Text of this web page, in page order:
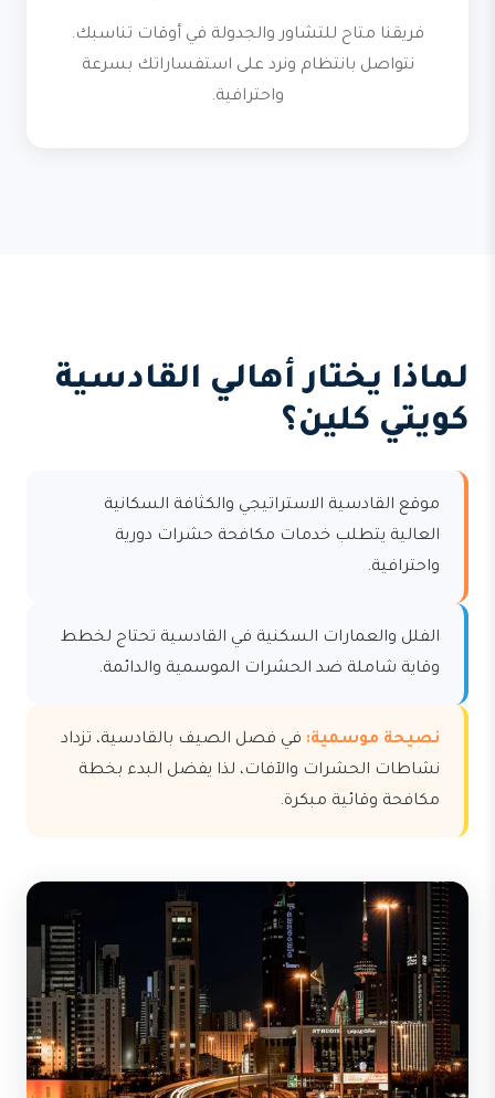
فريقنا متاح للتشاور والجدولة في أوقات تناسبك.
نتواصل بانتظام ونرد على استفساراتك بسرعة
واحترافية.
لماذا يختار أهالي القادسية
كويتي كلين؟
موقع القادسية الاستراتيجي والكثافة السكانية
العالية يتطلب خدمات مكافحة حشرات دورية
واحترافية.
الفلل والعمارات السكنية في القادسية تحتاج لخطط
وقاية شاملة ضد الحشرات الموسمية والدائمة.
نصيحة موسمية: في فصل الصيف بالقادسية، تزداد
نشاطات الحشرات والآفات، لذا يفضل البدء بخطة
مكافحة وقائية مبكرة.